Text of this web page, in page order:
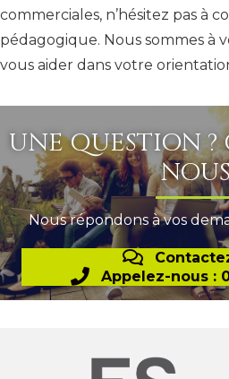
commerciales, n’hésitez pas à
pédagogique. Nous sommes à
vous aider dans votre
UNE QUESTION
Nous répondons à vos
Appelez-nous :